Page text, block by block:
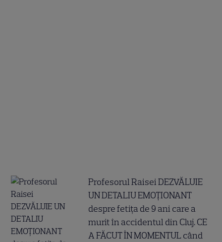
Profesorul Raisei DEZVĂLUIE
UN DETALIU EMOȚIONANT
despre fetița de 9 ani care a
murit în accidentul din Cluj. CE
A FĂCUT ÎN MOMENTUL când